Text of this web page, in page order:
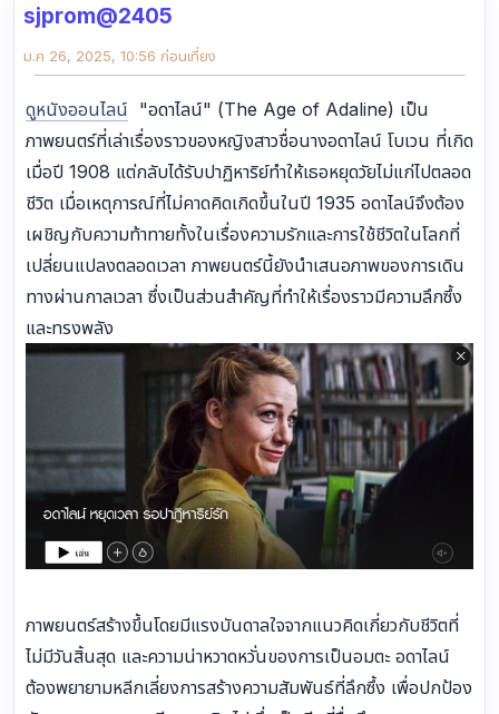
sjprom@2405
ม.ค 26, 2025, 10:56 ก่อนเที่ยง
ดูหนังออนไลน์ "อดาไลน์" (The Age of Adaline) เป็น
ภาพยนตร์ที่เล่าเรื่องราวของหญิงสาวชื่อนางอดาไลน์ โบเวน ที่เกิด
เมื่อปี 1908 แต่กลับได้รับปาฏิหาริย์ทำให้เธอหยุดวัยไม่แก่ไปตลอด
ชีวิต เมื่อเหตุการณ์ที่ไม่คาดคิดเกิดขึ้นในปี 1935 อดาไลน์จึงต้อง
เผชิญกับความท้าทายทั้งในเรื่องความรักและการใช้ชีวิตในโลกที่
เปลี่ยนแปลงตลอดเวลา ภาพยนตร์นี้ยังนำเสนอภาพของการเดิน
ทางผ่านกาลเวลา ซึ่งเป็นส่วนสำคัญที่ทำให้เรื่องราวมีความลึกซึ้ง
และทรงพลัง
ภาพยนตร์สร้างขึ้นโดยมีแรงบันดาลใจจากแนวคิดเกี่ยวกับชีวิตที่
ไม่มีวันสิ้นสุด และความน่าหวาดหวั่นของการเป็นอมตะ อดาไลน์
ต้องพยายามหลีกเลี่ยงการสร้างความสัมพันธ์ที่ลึกซึ้ง เพื่อปกป้อง